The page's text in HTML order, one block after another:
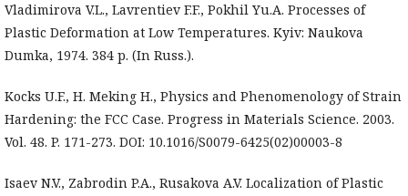
Vladimirova V.L., Lavrentiev F.F., Pokhil Yu.A. Processes of
Plastic Deformation at Low Temperatures. Kyiv: Naukova
Dumka, 1974. 384 p. (In Russ.).
Kocks U.F., H. Meking H., Physics and Phenomenology of Strain
Hardening: the FCC Case. Progress in Materials Science. 2003.
Vol. 48. P. 171-273. DOI: 10.1016/S0079-6425(02)00003-8
Isaev N.V., Zabrodin P.A., Rusakova A.V. Localization of Plastic